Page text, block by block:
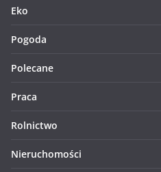
Eko
Pogoda
Polecane
Praca
Rolnictwo
Nieruchomości